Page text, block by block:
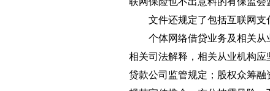
文件还规定了包括互联网支付
个体网络借贷业务及相关从
相关司法解释，相关从业机构
贷款公司监管规定；股权众筹